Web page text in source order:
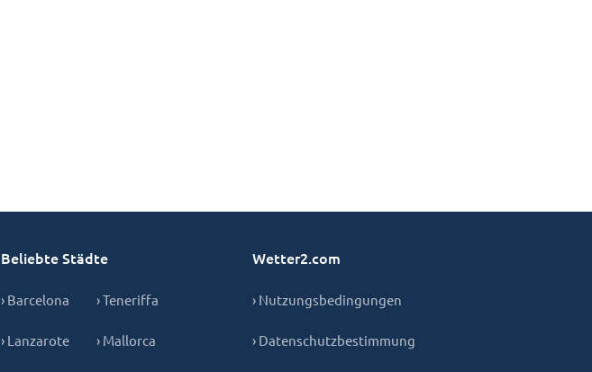
Beliebte Städte
› Barcelona
› Lanzarote
› Teneriffa
› Mallorca
Wetter2.com
› Nutzungsbedingungen
› Datenschutzbestimmung